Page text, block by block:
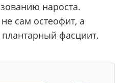
нароста.
сам остеофит, а
фасциит.